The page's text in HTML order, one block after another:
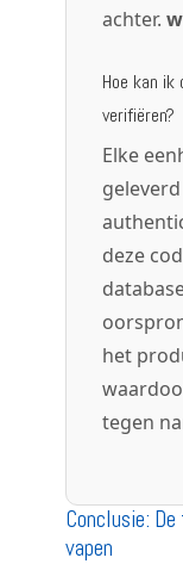
achter.
Hoe kan ik
verifiëren?
Elke
deze
het
tegen
Conclusie:
vapen